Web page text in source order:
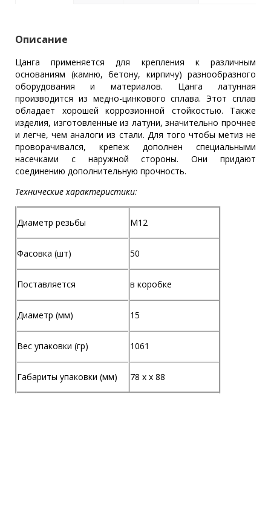
Описание
Цанга применяется для крепления к различным
основаниям (камню, бетону, кирпичу) разнообразного
оборудования и материалов. Цанга латунная
производится из медно-цинкового сплава. Этот сплав
обладает хорошей коррозионной стойкостью. Также
изделия, изготовленные из латуни, значительно прочнее
и легче, чем аналоги из стали. Для того чтобы метиз не
проворачивался, крепеж дополнен специальными
насечками с наружной стороны. Они придают
соединению дополнительную прочность.
Технические характеристики:
Диаметр резьбы M12
Фасовка (шт) 50
Поставляется в коробке
Диаметр (мм) 15
Вес упаковки (гр) 1061
Габариты упаковки (мм) 78 х x 88